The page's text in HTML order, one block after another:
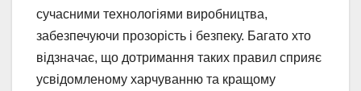
сучасними технологіями виробництва,
забезпечуючи прозорість і безпеку. Багато хто
відзначає, що дотримання таких правил сприяє
усвідомленому харчуванню та кращому